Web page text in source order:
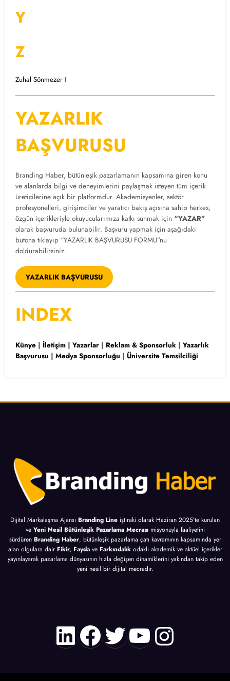
Y
Z
Zuhal Sönmezer I
YAZARLIK
BAŞVURUSU
Branding Haber, bütünleşik pazarlamanın kapsamına giren konu
ve alanlarda bilgi ve deneyimlerini paylaşmak isteyen tüm içerik
üreticilerine açık bir platformdur. Akademisyenler, sektör
profesyonelleri, girişimciler ve yaratıcı bakış açısına sahip herkes,
özgün içerikleriyle okuyucularımıza katkı sunmak için “YAZAR”
olarak başvuruda bulunabilir. Başvuru yapmak için aşağıdaki
butona tıklayıp “YAZARLIK BAŞVURUSU FORMU”nu
doldurabilirsiniz.
YAZARLIK BAŞVURUSU
INDEX
Künye | İletişim | Yazarlar | Reklam & Sponsorluk | Yazarlık
Başvurusu | Medya Sponsorluğu | Üniversite Temsilciliği
Dijital Markalaşma Ajansı Branding Line iştiraki olarak Haziran 2025’te kurulan
ve Yeni Nesil Bütünleşik Pazarlama Mecrası misyonuyla faaliyetini
sürdüren Branding Haber, bütünleşik pazarlama çatı kavramının kapsamında yer
alan olgulara dair Fikir, Fayda ve Farkındalık odaklı akademik ve aktüel içerikler
yayınlayarak pazarlama dünyasının hızla değişen dinamiklerini yakından takip eden
yeni nesil bir dijital mecradır.
LinkedIn
Facebook
Twitter
YouTube